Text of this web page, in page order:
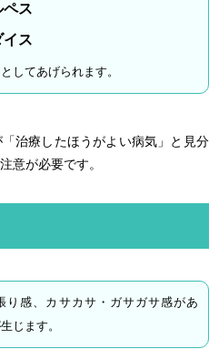
ペス
イス
してあげられます。
治療したほうがよい病気」と見分
意が必要です。
り感、カサカサ・ガサガサ感があ
じます。